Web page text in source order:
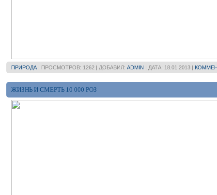
ПРИРОДА | ПРОСМОТРОВ: 1262 | ДОБАВИЛ: ADMIN | ДАТА: 18.01.2013 |
ЖИЗНЬ И СМЕРТЬ 10 000 РОЗ